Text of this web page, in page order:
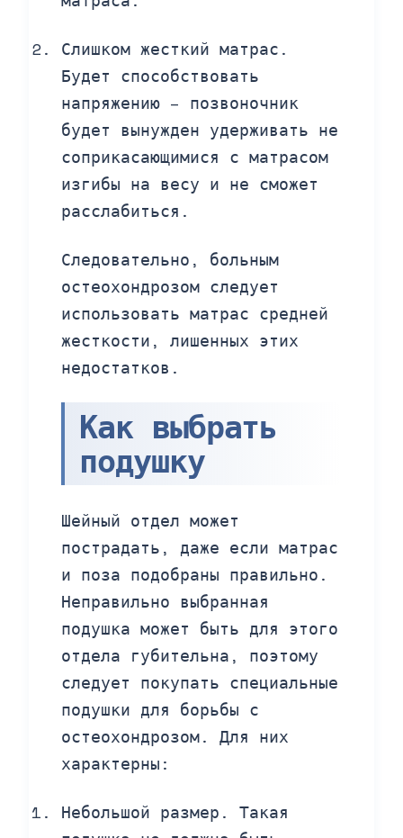
Слишком жесткий матрас.
Будет способствовать
напряжению – позвоночник
будет вынужден удерживать не
соприкасающимися с матрасом
изгибы на весу и не сможет
расслабиться.
Следовательно, больным
остеохондрозом следует
использовать матрас средней
жесткости, лишенных этих
недостатков.
Как выбрать
подушку
Шейный отдел может
пострадать, даже если матрас
и поза подобраны правильно.
Неправильно выбранная
подушка может быть для этого
отдела губительна, поэтому
следует покупать специальные
подушки для борьбы с
остеохондрозом. Для них
характерны:
Небольшой размер. Такая